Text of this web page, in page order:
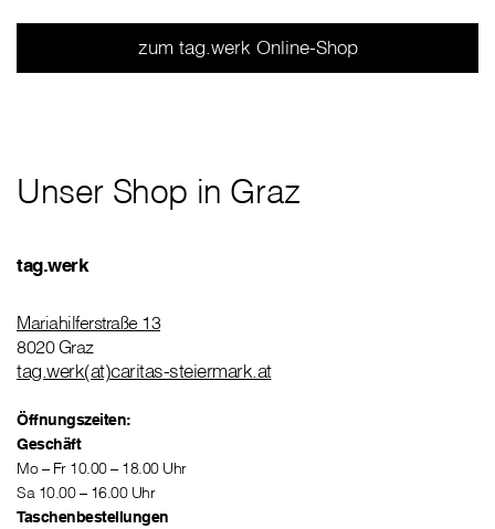
zum tag.werk Online-Shop
Unser Shop in Graz
tag.werk
Mariahilferstraße 13
8020 Graz
tag.werk(at)caritas-steiermark.at
Öffnungszeiten:
Geschäft
Mo – Fr 10.00 – 18.00 Uhr
Sa 10.00 – 16.00 Uhr
Taschenbestellungen